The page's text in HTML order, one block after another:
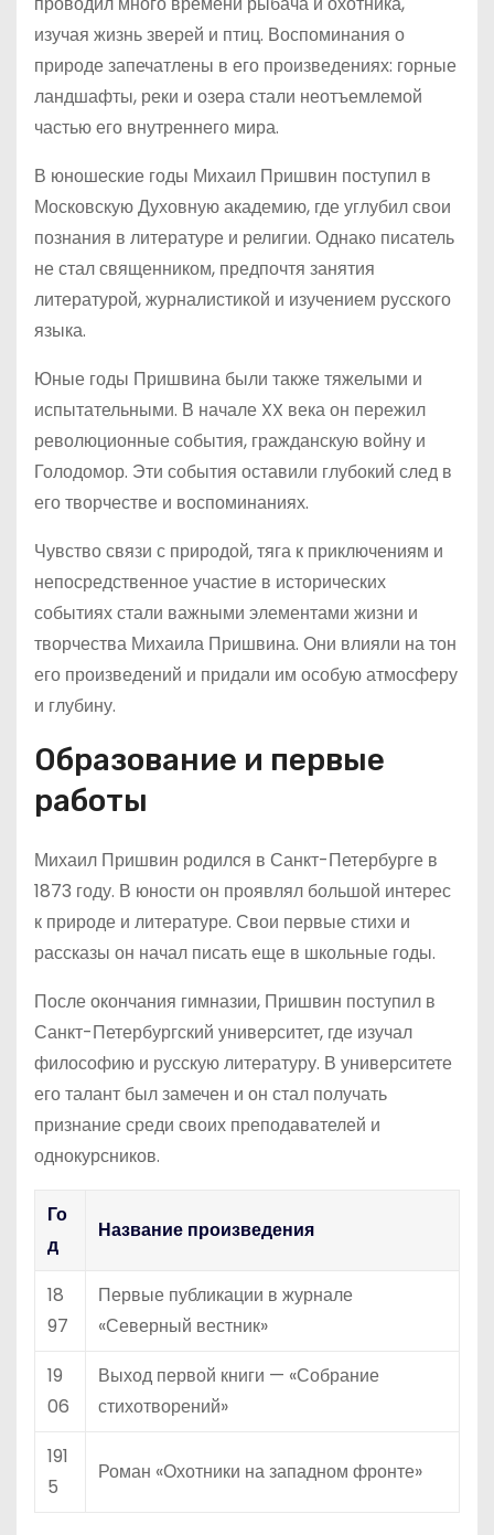
изучая жизнь зверей и птиц. Воспоминания о
природе запечатлены в его произведениях: горные
ландшафты, реки и озера стали неотъемлемой
частью его внутреннего мира.
В юношеские годы Михаил Пришвин поступил в
Московскую Духовную академию, где углубил свои
познания в литературе и религии. Однако писатель
не стал священником, предпочтя занятия
литературой, журналистикой и изучением русского
языка.
Юные годы Пришвина были также тяжелыми и
испытательными. В начале XX века он пережил
революционные события, гражданскую войну и
Голодомор. Эти события оставили глубокий след в
его творчестве и воспоминаниях.
Чувство связи с природой, тяга к приключениям и
непосредственное участие в исторических
событиях стали важными элементами жизни и
творчества Михаила Пришвина. Они влияли на тон
его произведений и придали им особую атмосферу
и глубину.
Образование и первые
работы
Михаил Пришвин родился в Санкт-Петербурге в
1873 году. В юности он проявлял большой интерес
к природе и литературе. Свои первые стихи и
рассказы он начал писать еще в школьные годы.
После окончания гимназии, Пришвин поступил в
Санкт-Петербургский университет, где изучал
философию и русскую литературу. В университете
его талант был замечен и он стал получать
признание среди своих преподавателей и
однокурсников.
Го
д
Название произведения
18
97
Первые публикации в журнале
«Северный вестник»
19
06
Выход первой книги — «Собрание
стихотворений»
191
5
Роман «Охотники на западном фронте»